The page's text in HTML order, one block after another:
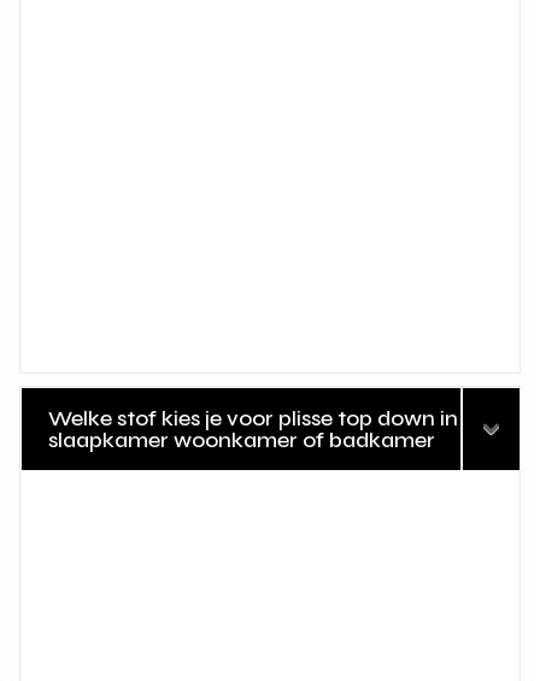
Welke stof kies je voor plisse top down in
slaapkamer woonkamer of badkamer